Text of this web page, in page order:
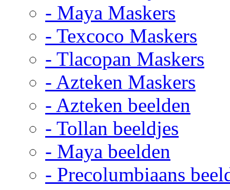
- Maya Maskers
- Texcoco Maskers
- Tlacopan Maskers
- Azteken Maskers
- Azteken beelden
- Tollan beeldjes
- Maya beelden
- Precolumbiaans